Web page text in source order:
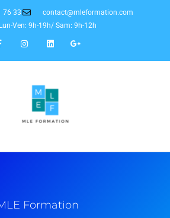
76 33
contact@mleformation.com
Lun-Ven: 9h-19h/ Sam: 9h-12h
Formation